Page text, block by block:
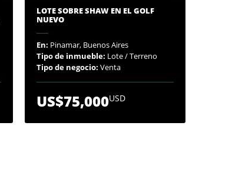
LOTE SOBRE SHAW EN EL GOLF
NUEVO
En: Pinamar, Buenos Aires
Tipo de inmueble: Lote / Terreno
Tipo de negocio: Venta
US$75,000USD